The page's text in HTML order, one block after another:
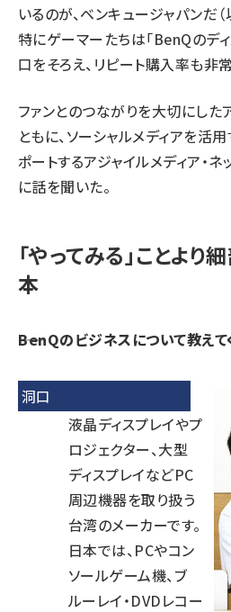
いるのが、ベンキュージャパンだ（
特にゲーマーたちは「BenQのデ
口をそろえ、リピート購入率も非
ファンとのつながりを大切にした
ともに、ソーシャルメディアを活
ポートするアジャイルメディア・ネ
に話を聞いた。
「やってみる」ことより
本
――BenQのビジネスについて教えて
洞口
液晶ディスプレイやプ
ロジェクター、大型
ディスプレイなどPC
周辺機器を取り扱う
台湾のメーカーです。
日本では、PCやコン
ソールゲーム機、ブ
ルーレイ・DVDレコー